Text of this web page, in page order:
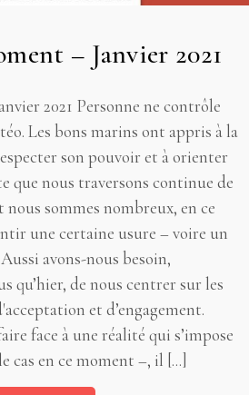
– Janvier 2021
2021 Personne ne contrôle
Les bons marins ont appris à la
son pouvoir et à orienter
que nous traversons continue de
sommes nombreux, en ce
une certaine usure – voire un
avons-nous besoin,
qu’hier, de nous centrer sur les
et d’engagement.
face à une réalité qui s’impose
cas en ce moment –, il [...]